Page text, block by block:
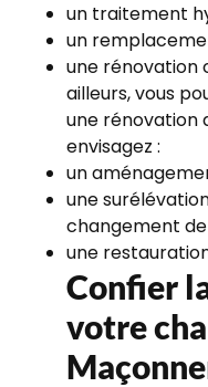
un traitement
un
une rénovation
ailleurs, vous
une rénovation
envisagez :
un
une
changement
une
Confier
votre